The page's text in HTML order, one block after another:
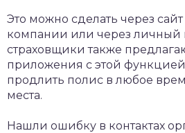
Это можно сделать через сайт
компании или через личный
страховщики также
приложения с этой
продлить полис в любое
места.
Нашли ошибку в контактах